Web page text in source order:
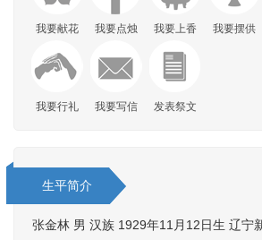
我要献花 我要点烛 我要上香 我要摆供
我要行礼 我要写信 发表祭文
生平简介
张金林 男 汉族 1929年11月12日生 辽宁